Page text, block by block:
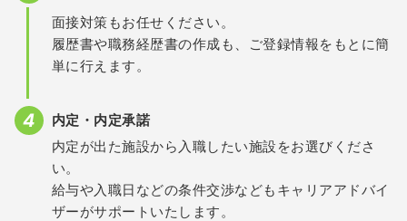
面接対策もお任せください。
履歴書や職務経歴書の作成も、ご登録情報をもとに簡
単に行えます。
内定・内定承諾
内定が出た施設から入職したい施設をお選びくださ
い。
給与や入職日などの条件交渉などもキャリアアドバイ
ザーがサポートいたします。